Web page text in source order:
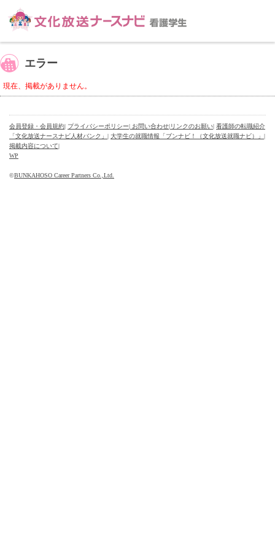
エラー
現在、掲載がありません。
会員登録・会員規約| プライバシーポリシー| お問い合わせ|リンクのお願い| 看護師の転職紹介
「文化放送ナースナビ人材バンク」 | 大学生の就職情報「ブンナビ！（文化放送就職ナビ）」 |
掲載内容について|
WP
©BUNKAHOSO Career Partners Co.,Ltd.